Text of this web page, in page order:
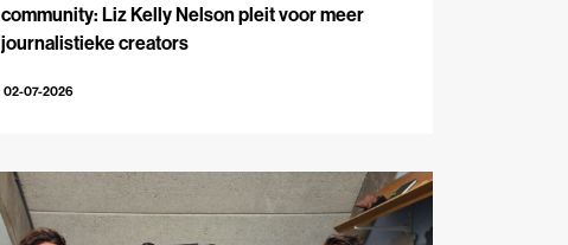
community: Liz Kelly Nelson pleit voor meer
journalistieke creators
02-07-2026